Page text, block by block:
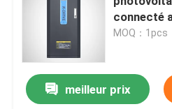
connecté
MPPT 220V
MOQ：1pcs
meilleur prix